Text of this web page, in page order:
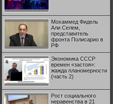
Мохаммед Фидель
Али Селем,
представитель
фронта Полисарио в
РФ
Экономика СССР
времен «застоя»:
жажда планомерности
(часть 2)
Рост социального
неравенства в 21